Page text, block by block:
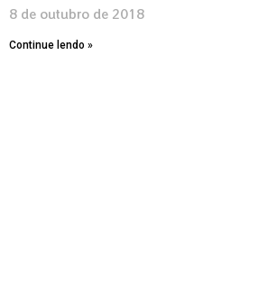
8 de outubro de 2018
Continue lendo »